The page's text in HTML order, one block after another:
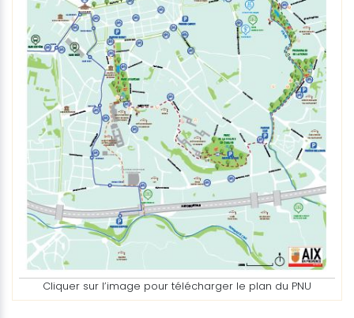
Cliquer sur l’image pour télécharger le plan du PNU